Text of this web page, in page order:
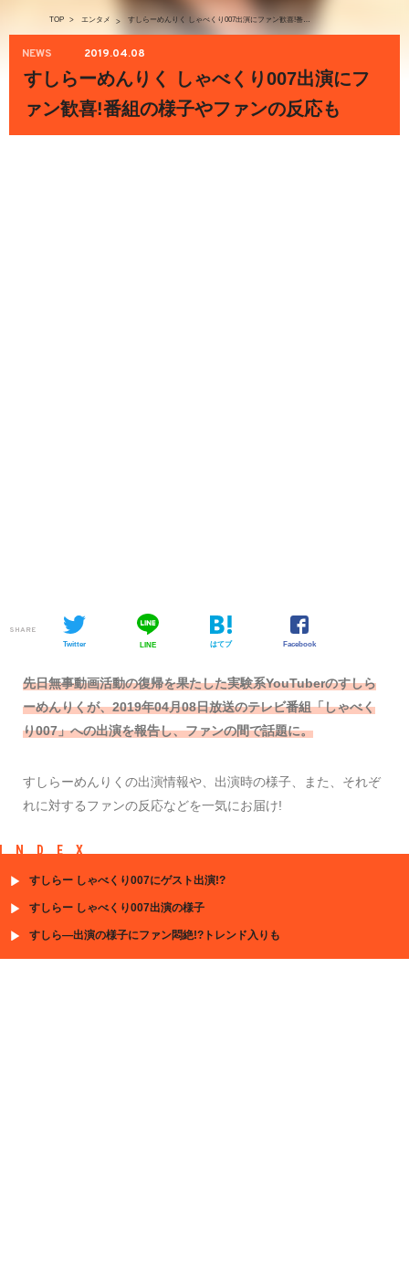
TOP > エンタメ > すしらーめんりく しゃべくり007出演にファン歓喜!番組の様子やファンの反応も
NEWS 2019.04.08
すしらーめんりく しゃべくり007出演にフ
ァン歓喜!番組の様子やファンの反応も
SHARE
Twitter LINE はてブ Facebook
先日無事動画活動の復帰を果たした実験系YouTuberのすしら
ーめんりくが、2019年04月08日放送のテレビ番組「しゃべく
り007」への出演を報告し、ファンの間で話題に。
すしらーめんりくの出演情報や、出演時の様子、また、それぞ
れに対するファンの反応などを一気にお届け!
INDEX
すしらー しゃべくり007にゲスト出演!?
すしらー しゃべくり007出演の様子
すしら―出演の様子にファン悶絶!?トレンド入りも